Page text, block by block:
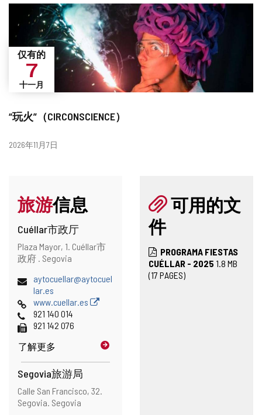
“玩火”（CIRCONSCIENCE）
仅有的
7
十一月
日
2026年11月7日
旅游信息
Cuéllar市政厅
地
址
邮
寄
址
Plaza Mayor, 1. Cuéllar市
政府 . Segovia
电
子
邮
件
地
址
aytocuellar@aytocuel
lar.es
网
页
www.cuellar.es
电
话
921 140 014
传
真
921 142 076
了解更多
Segovia旅游局
地
址
邮
寄
Calle San Francisco, 32.
Segovia. Segovia
可用的文
件
PROGRAMA FIESTAS
CUÉLLAR - 2025 1.8 MB
(17 PAGES)